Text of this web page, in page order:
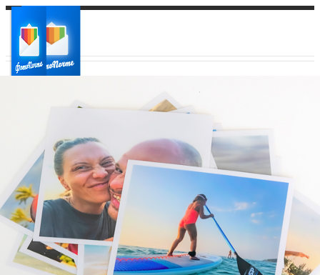
Ваш регион доставки
Выберите из списка: